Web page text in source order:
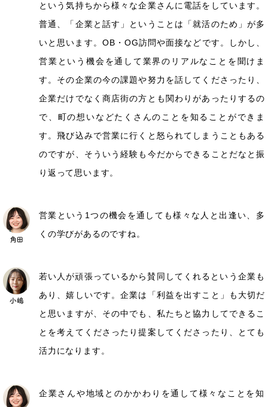
という気持ちから様々な企業さんに電話をしています。
普通、「企業と話す」ということは「就活のため」が多
いと思います。OB・OG訪問や面接などです。しかし、
営業という機会を通して業界のリアルなことを聞けま
す。その企業の今の課題や努力を話してくださったり、
企業だけでなく商店街の方とも関わりがあったりするの
で、町の想いなどたくさんのことを知ることができま
す。飛び込みで営業に行くと怒られてしまうこともある
のですが、そういう経験も今だからできることだなと振
り返って思います。
営業という1つの機会を通しても様々な人と出逢い、多
くの学びがあるのですね。
若い人が頑張っているから賛同してくれるという企業も
あり、嬉しいです。企業は「利益を出すこと」も大切だ
と思いますが、その中でも、私たちと協力してできるこ
とを考えてくださったり提案してくださったり、とても
活力になります。
企業さんや地域とのかかわりを通して様々なことを知